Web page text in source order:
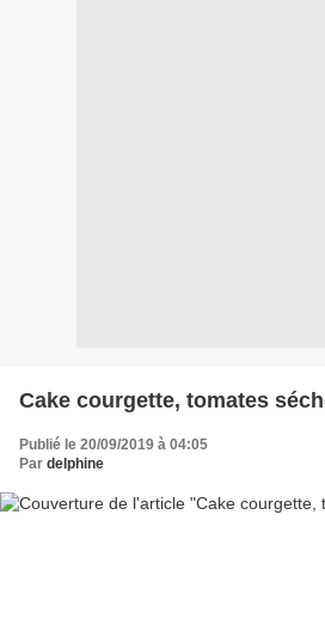
Cake courgette, tomates
Publié le 20/09/2019 à 04:05
Par delphine